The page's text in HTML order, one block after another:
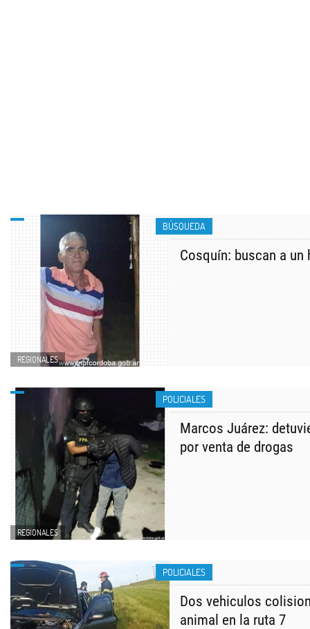
BÚSQUEDA
REGIONALES
Cosquín: buscan a un
POLICIALES
REGIONALES
Marcos Juárez:
por venta de drogas
POLICIALES
Dos vehiculos
animal en la ruta 7